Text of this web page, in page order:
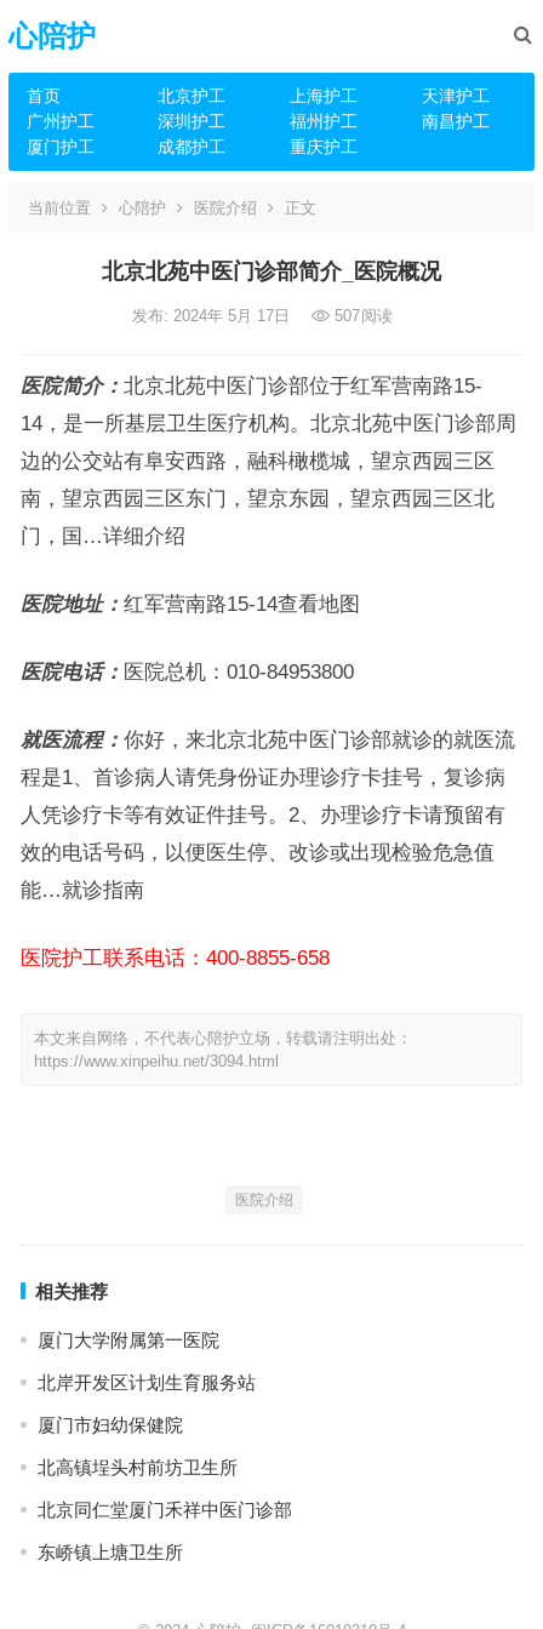
心陪护
首页 北京护工 上海护工
天津护工
广州护工
深圳护工 福州护工
南昌护工
厦门护工
成都护工 重庆护工
当前位置 心陪护 医院介绍 正文
北京北苑中医门诊部简介_医院概况
发布: 2024年 5月 17日 507阅读
医院简介： 北京北苑中医门诊部位于红军营南路15-
14，是一所基层卫生医疗机构。北京北苑中医门诊部周
边的公交站有阜安西路，融科橄榄城，望京西园三区
南，望京西园三区东门，望京东园，望京西园三区北
门，国…详细介绍
医院地址： 红军营南路15-14查看地图
医院电话： 医院总机：010-84953800
就医流程： 你好，来北京北苑中医门诊部就诊的就医流
程是1、首诊病人请凭身份证办理诊疗卡挂号，复诊病
人凭诊疗卡等有效证件挂号。2、办理诊疗卡请预留有
效的电话号码，以便医生停、改诊或出现检验危急值
能…就诊指南
医院护工联系电话：400-8855-658
本文来自网络，不代表心陪护立场，转载请注明出处：
https://www.xinpeihu.net/3094.html
医院介绍
相关推荐
厦门大学附属第一医院
北岸开发区计划生育服务站
厦门市妇幼保健院
北高镇埕头村前坊卫生所
北京同仁堂厦门禾祥中医门诊部
东峤镇上塘卫生所